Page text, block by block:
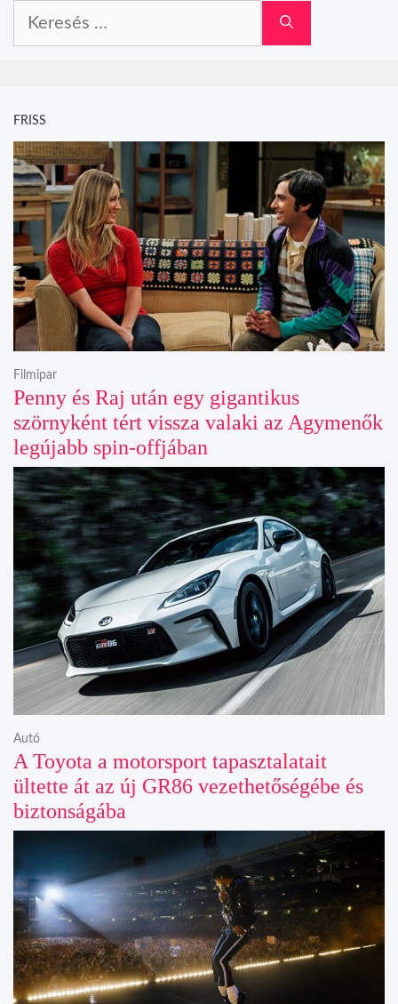
FRISS
Penny és Raj után egy gigantikus
szörnyként tért vissza valaki az Agymenők
legújabb spin-offjában
Filmipar
A Toyota a motorsport tapasztalatait
ültette át az új GR86 vezethetőségébe és
biztonságába
Autó